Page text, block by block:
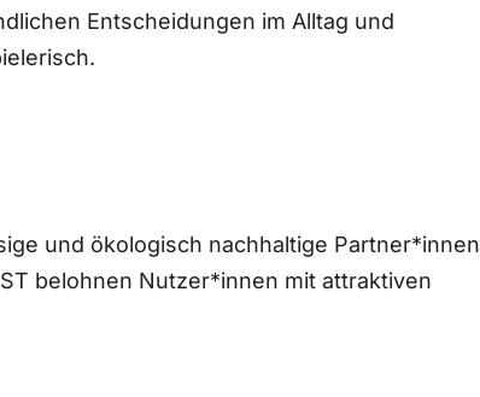
Entscheidungen im Alltag und
und ökologisch nachhaltige Partner*innen
belohnen Nutzer*innen mit attraktiven